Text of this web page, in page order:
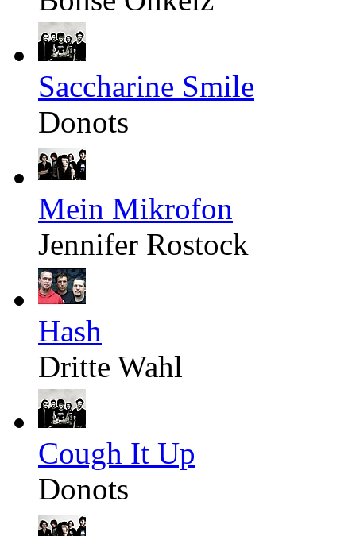
Saccharine Smile
Donots
Mein Mikrofon
Jennifer Rostock
Hash
Dritte Wahl
Cough It Up
Donots